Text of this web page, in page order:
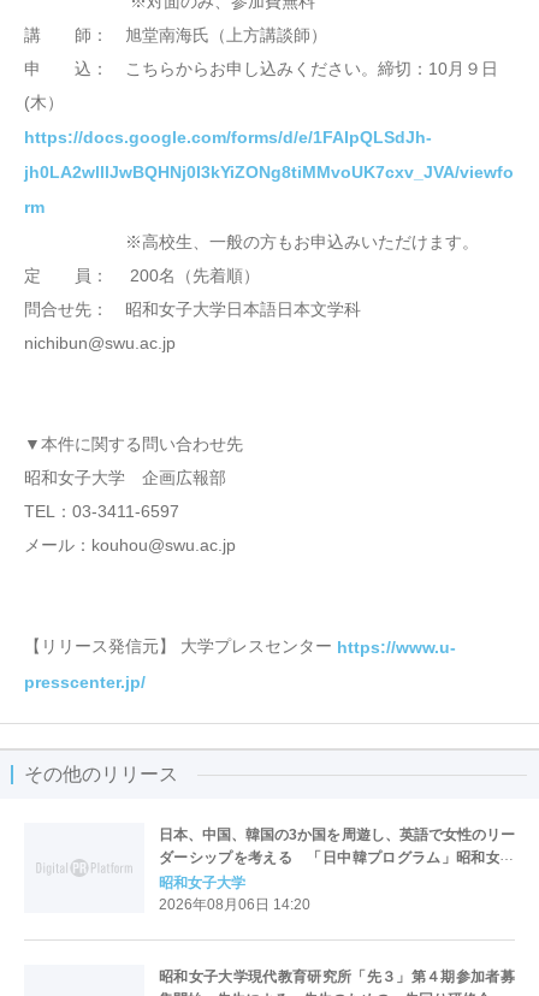
講 師： 旭堂南海氏（上方講談師）
申 込： こちらからお申し込みください。締切：10月９日
(木）
https://docs.google.com/forms/d/e/1FAIpQLSdJh-
jh0LA2wlllJwBQHNj0I3kYiZONg8tiMMvoUK7cxv_JVA/viewfo
rm
※高校生、一般の方もお申込みいただけます。
定 員： 200名（先着順）
問合せ先： 昭和女子大学日本語日本文学科
nichibun@swu.ac.jp
▼本件に関する問い合わせ先
昭和女子大学 企画広報部
TEL：03-3411-6597
メール：kouhou@swu.ac.jp
【リリース発信元】 大学プレスセンター https://www.u-
presscenter.jp/
その他のリリース
日本、中国、韓国の3か国を周遊し、英語で女性のリー
ダーシップを考える 「日中韓プログラム」昭和女子
大学で開催
昭和女子大学
2026年08月06日 14:20
昭和女子大学現代教育研究所「先３」第４期参加者募